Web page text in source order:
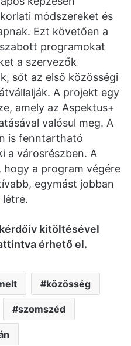
módszereket és
Ezt követően a
programokat
a szervezők
sőt az első közösségi
A projekt egy
amely az Aspektus+
valósul meg. A
is fenntartható
a városrészben. A
a program végére
egymást jobban
létre.
kitöltésével
érhető el.
közösség
szomszéd